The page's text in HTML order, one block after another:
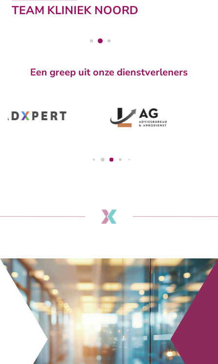
TEAM KLINIEK NOORD
Een greep uit onze dienstverleners